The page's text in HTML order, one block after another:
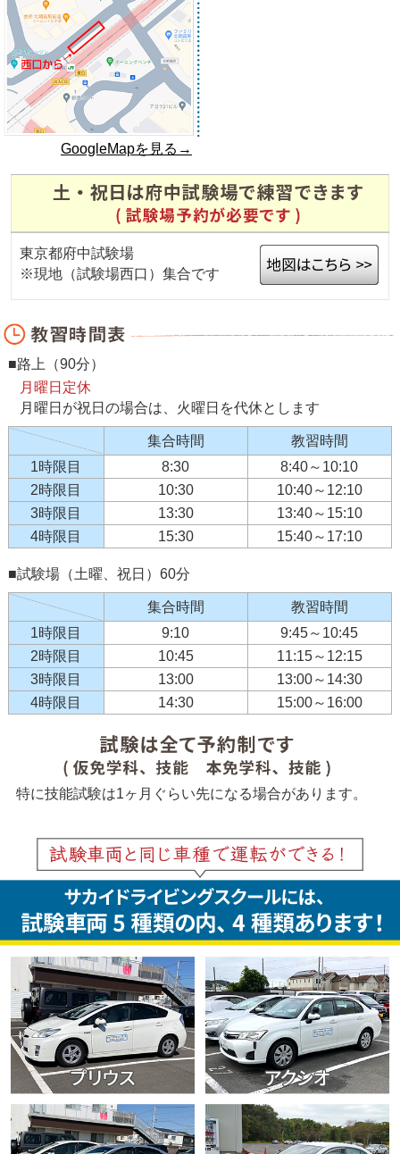
GoogleMapを見る→
東京都府中試験場
※現地（試験場西口）集合です
■路上（90分）
月曜日定休
月曜日が祝日の場合は、火曜日を代休とします
集合時間
教習時間
1時限目
8:30
8:40～10:10
2時限目
10:30
10:40～12:10
3時限目
13:30
13:40～15:10
4時限目
15:30 15:40～17:10
■試験場（土曜、祝日）60分
集合時間
教習時間
1時限目
9:10
9:45～10:45
2時限目
10:45
11:15～12:15
3時限目
13:00
13:00～14:30
4時限目
14:30 15:00～16:00
特に技能試験は1ヶ月ぐらい先になる場合があります。